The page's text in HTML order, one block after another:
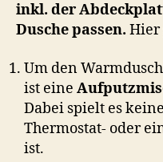
inkl. der
Dusche passen. Hier
Um den
ist eine
Dabei spielt es
Thermostat- oder
ist.